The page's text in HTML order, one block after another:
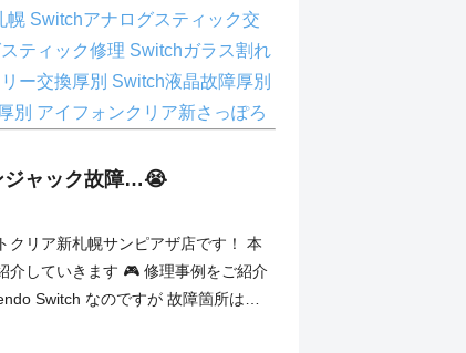
幌 Switchアナログスティック交
ティック修理 Switchガラス割れ
ー交換厚別 Switch液晶故障厚別
別 アイフォンクリア新さっぽろ
ジャック故障…😭
クリア新札幌サンピアザ店です！ 本
介していきます 🎮 修理事例をご紹介
Switch なのですが 故障箇所は…